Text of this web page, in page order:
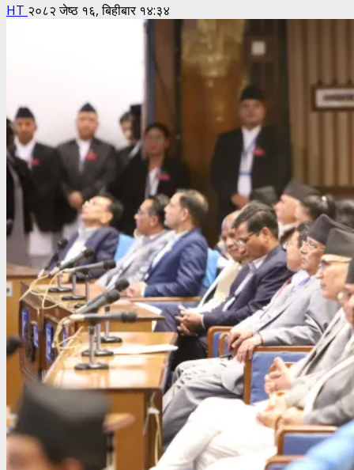
HT २०८२ जेष्ठ १६, बिहीबार १४:३४